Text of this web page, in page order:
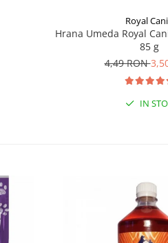
Royal
Hrana Umeda Royal
85 g
4,49 RON
IN